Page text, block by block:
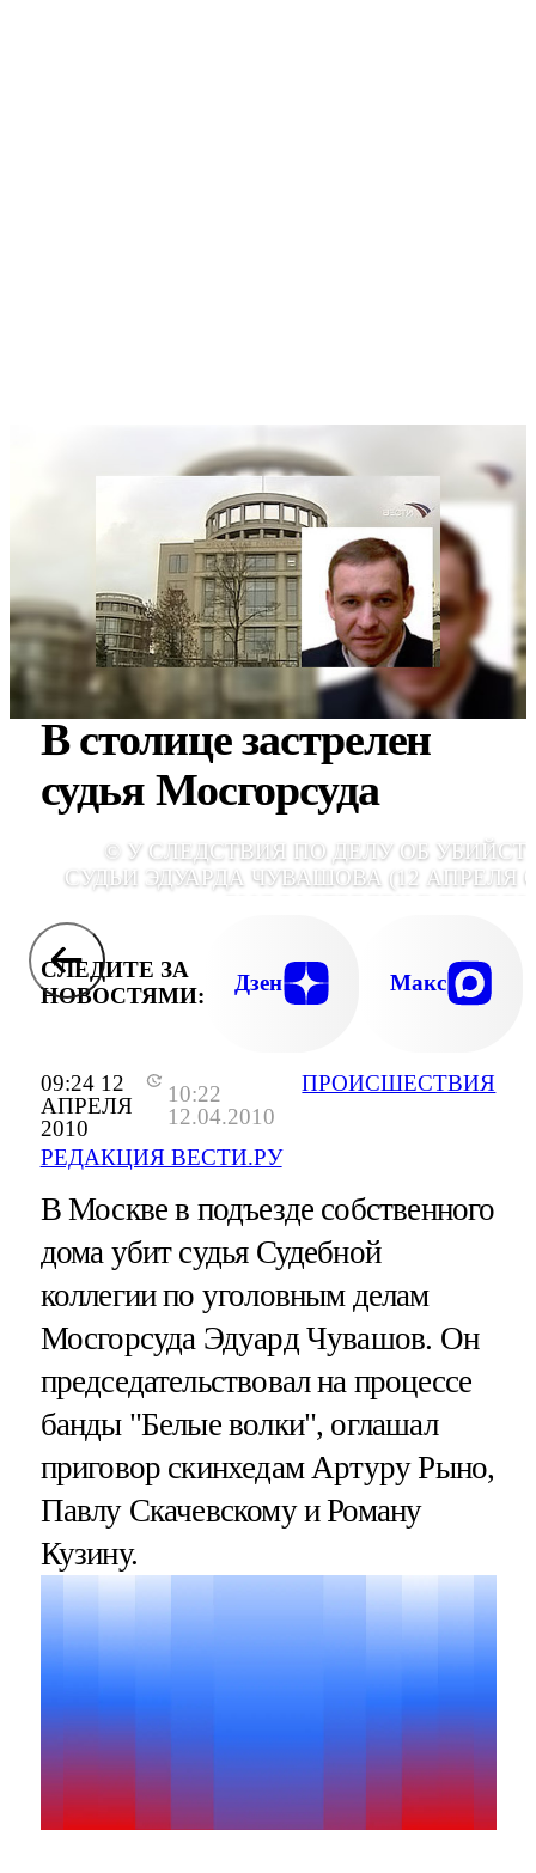
09:24 12
АПРЕЛЯ
2010
10:22
12.04.2010
РЕДАКЦИЯ ВЕСТИ.РУ
ПРОИСШЕСТВИЯ
В столице застрелен
судья Мосгорсуда
© У СЛЕДСТВИЯ ПО ДЕЛУ ОБ
СУДЬИ ЭДУАРДА ЧУВАШОВА (12 АПРЕЛЯ
СЛЕДИТЕ ЗА
НОВОСТЯМИ:
Дзен Макс
В Москве в подъезде собственного
дома убит судья Судебной
коллегии по уголовным делам
Мосгорсуда Эдуард Чувашов. Он
председательствовал на процессе
банды "Белые волки", оглашал
приговор скинхедам Артуру Рыно,
Павлу Скачевскому и Роману
Кузину.